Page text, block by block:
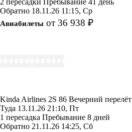
Обратно 18.11.26 11:15, Ср
Авиабилеты от 36 938 ₽
Kinda Airlines 2S 86 Вечерний перелёт
Туда 13.11.26 21:10, Пт
1 пересадка Пребывание 8 дней
Обратно 21.11.26 14:25, Сб